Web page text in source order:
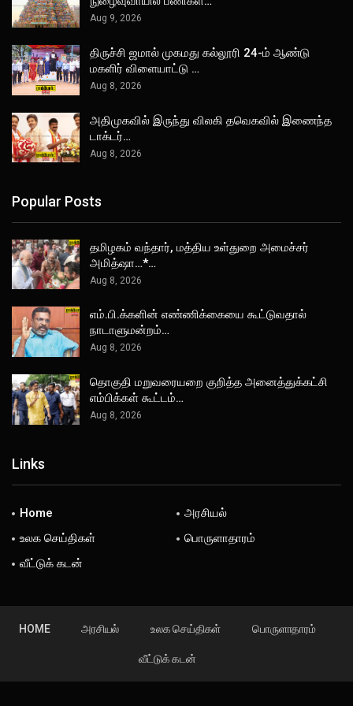
Aug 9, 2026
திருச்சி ஜமால் முகமது கல்லூரி 24-ம் ஆண்டு
மகளிர் விளையாட்டு …
Aug 8, 2026
அதிமுகவில் இருந்து விலகி தவெகவில் இணைந்த
டாக்டர்…
Aug 8, 2026
Popular Posts
தமிழகம் வந்தார், மத்திய உள்துறை அமைச்சர்
அமித்ஷா…*…
Aug 8, 2026
எம்.பி.க்களின் எண்ணிக்கையை கூட்டுவதால்
நாடாளுமன்றம்…
Aug 8, 2026
தொகுதி மறுவரையறை குறித்த அனைத்துக்கட்சி
எம்பிக்கள் கூட்டம்…
Aug 8, 2026
Links
Home
அரசியல்
உலக செய்திகள்
பொருளாதாரம்
வீட்டுக் கடன்
HOME அரசியல் உலக செய்திகள் பொருளாதாரம்
வீட்டுக் கடன்